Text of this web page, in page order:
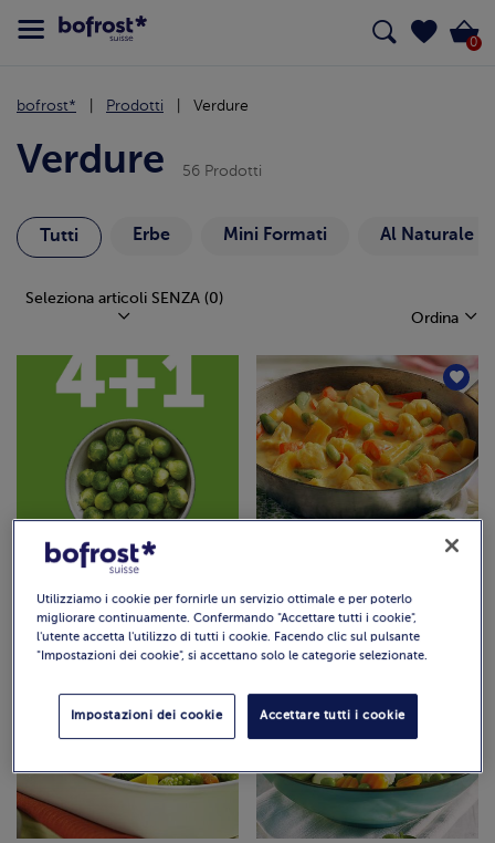
0
bofrost* Prodotti Verdure
Verdure 56 Prodotti
Tutti Erbe Mini Formati Al Naturale
Seleziona articoli SENZA (0)
Ordina
4 più 1 omaggio -
Verdure
1000 g (Prezzo per 100 g = CHF 1.46)
CHF 14.55
Cod. 1762
Utilizziamo i cookie per fornirle un servizio ottimale e per poterlo
migliorare continuamente. Confermando "Accettare tutti i cookie",
l'utente accetta l'utilizzo di tutti i cookie. Facendo clic sul pulsante
"Impostazioni dei cookie", si accettano solo le categorie selezionate.
Accettare tutti i cookie
Impostazioni dei cookie